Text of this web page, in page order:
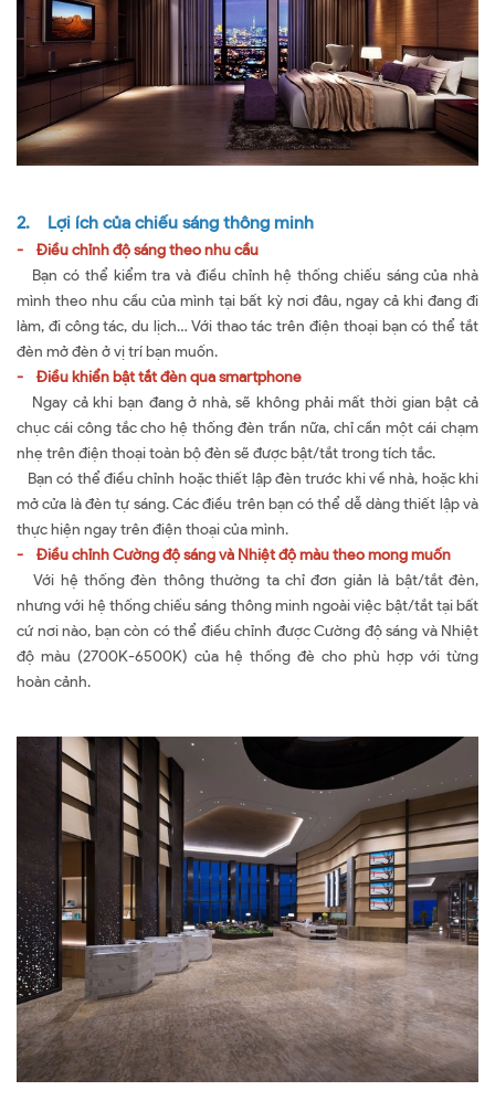
2. Lợi ích của chiếu sáng thông minh
- Điều chỉnh độ sáng theo nhu cầu
Bạn có thể kiểm tra và điều chỉnh hệ thống chiếu sáng của nhà
mình theo nhu cầu của mình tại bất kỳ nơi đâu, ngay cả khi đang đi
làm, đi công tác, du lịch… Với thao tác trên điện thoại bạn có thể tắt
đèn mở đèn ở vị trí bạn muốn.
- Điều khiển bật tắt đèn qua smartphone
Ngay cả khi bạn đang ở nhà, sẽ không phải mất thời gian bật cả
chục cái công tắc cho hệ thống đèn trần nữa, chỉ cần một cái chạm
nhẹ trên điện thoại toàn bộ đèn sẽ được bật/tắt trong tích tắc.
Bạn có thể điều chỉnh hoặc thiết lập đèn trước khi về nhà, hoặc khi
mở cửa là đèn tự sáng. Các điều trên bạn có thể dễ dàng thiết lập và
thực hiện ngay trên điện thoại của mình.
- Điều chỉnh Cường độ sáng và Nhiệt độ màu theo mong muốn
Với hệ thống đèn thông thường ta chỉ đơn giản là bật/tắt đèn,
nhưng với hệ thống chiếu sáng thông minh ngoài việc bật/tắt tại bất
cứ nơi nào, bạn còn có thể điều chỉnh được Cường độ sáng và Nhiệt
độ màu (2700K-6500K) của hệ thống đè cho phù hợp với từng
hoàn cảnh.